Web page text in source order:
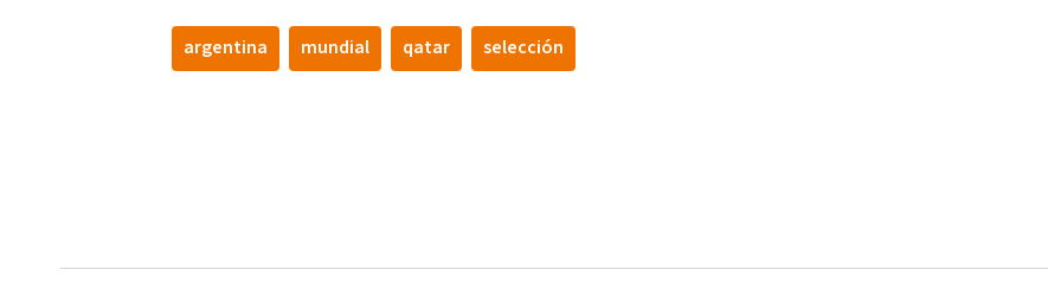
argentina mundial qatar selección